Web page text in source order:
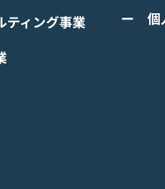
ィング事業
ー 個